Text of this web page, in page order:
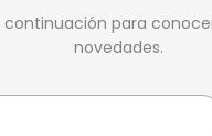
continuación para
novedades.